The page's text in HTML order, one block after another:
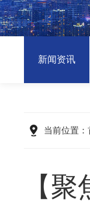
新闻资讯
当前位置：
【